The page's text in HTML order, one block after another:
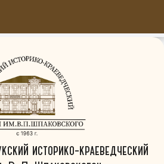
историко-краеведческий